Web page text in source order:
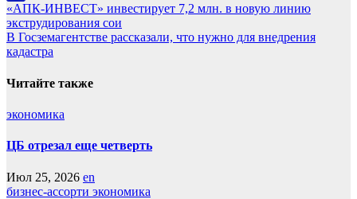
LiveJournal
Навигация
по
записям
«АПК-ИНВЕСТ» инвестирует 7,2 млн. в новую линию
экструдирования сои
В Госземагентстве рассказали, что нужно для внедрения
кадастра
Читайте также
экономика
ЦБ отрезал еще четверть
Июл 25, 2026 en
бизнес-ассорти экономика